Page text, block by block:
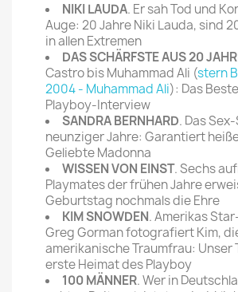
NIKI LAUDA. Er sah Tod und
Auge: 20 Jahre Niki Lauda, sind
in allen Extremen
DAS SCHÄRFSTE AUS 20
Castro bis Muhammad Ali (stern
2004 - Muhammad Ali): Das
Playboy-Interview
SANDRA BERNHARD. Das
neunziger Jahre: Garantiert
Geliebte Madonna
WISSEN VON EINST. Sechs
Playmates der frühen Jahre
Geburtstag nochmals die Ehre
KIM SNOWDEN. Amerikas
Greg Gorman fotografiert Kim,
amerikanische Traumfrau: Unser
erste Heimat des Playboy
100 MÄNNER. Wer in